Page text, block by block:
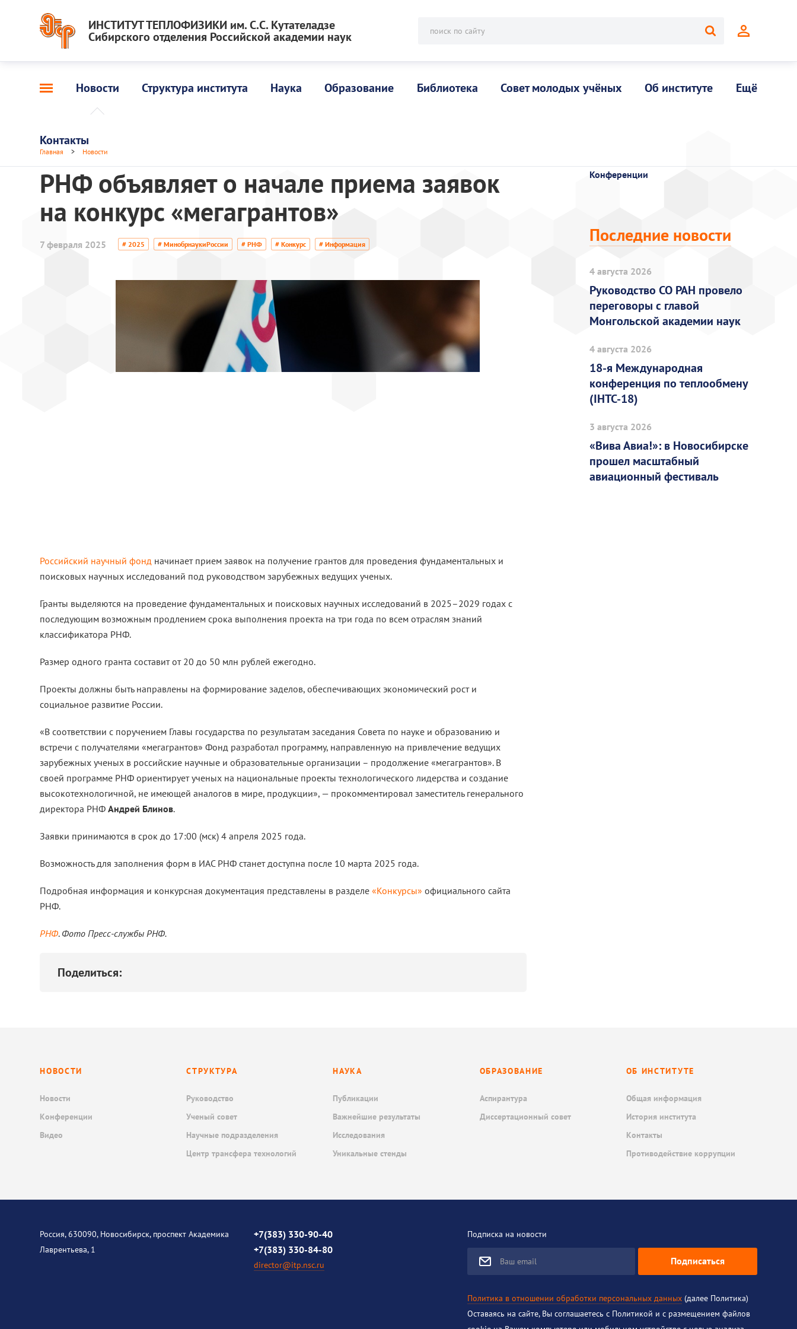
ИНСТИТУТ ТЕПЛОФИЗИКИ им. С.С. Кутателадзе
Сибирского отделения Российской академии наук поиск по сайту
Новости Структура института Наука Образование Библиотека Совет молодых учёных Об институте Ещё
Контакты
Главная > Новости
РНФ объявляет о начале приема заявок
на конкурс «мегагрантов»
7 февраля 2025 # 2025 # МинобрнаукиРоссии # РНФ # Конкурс # Информация
Российский научный фонд начинает прием заявок на получение грантов для проведения фундаментальных и
поисковых научных исследований под руководством зарубежных ведущих ученых.
Гранты выделяются на проведение фундаментальных и поисковых научных исследований в 2025–2029 годах с
последующим возможным продлением срока выполнения проекта на три года по всем отраслям знаний
классификатора РНФ.
Размер одного гранта составит от 20 до 50 млн рублей ежегодно.
Проекты должны быть направлены на формирование заделов, обеспечивающих экономический рост и
социальное развитие России.
«В соответствии с поручением Главы государства по результатам заседания Совета по науке и образованию и
встречи с получателями «мегагрантов» Фонд разработал программу, направленную на привлечение ведущих
зарубежных ученых в российские научные и образовательные организации – продолжение «мегагрантов». В
своей программе РНФ ориентирует ученых на национальные проекты технологического лидерства и создание
высокотехнологичной, не имеющей аналогов в мире, продукции», — прокомментировал заместитель генерального
директора РНФАндрей Блинов.
Заявки принимаются в срок до 17:00 (мск) 4 апреля 2025 года.
Возможность для заполнения форм в ИАС РНФ станет доступна после 10 марта 2025 года.
Подробная информация и конкурсная документация представлены в разделе«Конкурсы»официального сайта
РНФ.
РНФ. Фото Пресс-службы РНФ.
Поделиться:
Конференции
Последние новости
4 августа 2026
Руководство СО РАН провело
переговоры с главой
Монгольской академии наук
4 августа 2026
18-я Международная
конференция по теплообмену
(IHTC-18)
3 августа 2026
«Вива Авиа!»: в Новосибирске
прошел масштабный
авиационный фестиваль
НОВОСТИ
Новости
Конференции
Видео
СТРУКТУРА
Руководство
Ученый совет
Научные подразделения
Центр трансфера технологий
НАУКА
Публикации
Важнейшие результаты
Исследования
Уникальные стенды
ОБРАЗОВАНИЕ
Аспирантура
Диссертационный совет
ОБ ИНСТИТУТЕ
Общая информация
История института
Контакты
Противодействие коррупции
Россия, 630090, Новосибирск, проспект Академика
Лаврентьева, 1
+7(383) 330-90-40
+7(383) 330-84-80
director@itp.nsc.ru
Подписка на новости
Ваш email Подписаться
Политика в отношении обработки персональных данных(далее Политика)
Оставаясь на сайте, Вы соглашаетесь с Политикой и с размещением файлов